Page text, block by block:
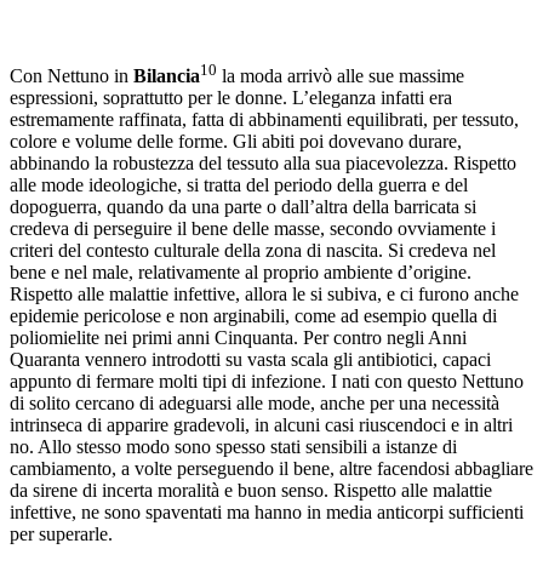
Con Nettuno in Bilancia10 la moda arrivò alle sue massime
espressioni, soprattutto per le donne. L’eleganza infatti era
estremamente raffinata, fatta di abbinamenti equilibrati, per tessuto,
colore e volume delle forme. Gli abiti poi dovevano durare,
abbinando la robustezza del tessuto alla sua piacevolezza. Rispetto
alle mode ideologiche, si tratta del periodo della guerra e del
dopoguerra, quando da una parte o dall’altra della barricata si
credeva di perseguire il bene delle masse, secondo ovviamente i
criteri del contesto culturale della zona di nascita. Si credeva nel
bene e nel male, relativamente al proprio ambiente d’origine.
Rispetto alle malattie infettive, allora le si subiva, e ci furono anche
epidemie pericolose e non arginabili, come ad esempio quella di
poliomielite nei primi anni Cinquanta. Per contro negli Anni
Quaranta vennero introdotti su vasta scala gli antibiotici, capaci
appunto di fermare molti tipi di infezione. I nati con questo Nettuno
di solito cercano di adeguarsi alle mode, anche per una necessità
intrinseca di apparire gradevoli, in alcuni casi riuscendoci e in altri
no. Allo stesso modo sono spesso stati sensibili a istanze di
cambiamento, a volte perseguendo il bene, altre facendosi abbagliare
da sirene di incerta moralità e buon senso. Rispetto alle malattie
infettive, ne sono spaventati ma hanno in media anticorpi sufficienti
per superarle.